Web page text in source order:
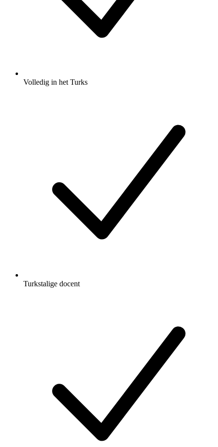
Volledig in het Turks
Turkstalige docent